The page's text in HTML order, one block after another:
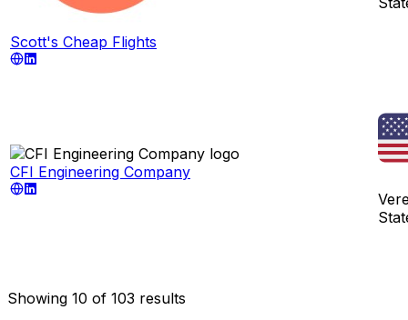
Scott's Cheap Flights
CFI Engineering Company
Showing 10 of 103 results